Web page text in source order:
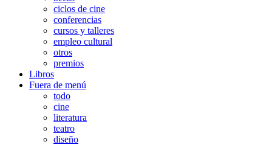
ciclos de cine
conferencias
cursos y talleres
empleo cultural
otros
premios
Libros
Fuera de menú
todo
cine
literatura
teatro
diseño